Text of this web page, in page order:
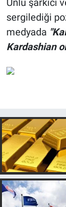
Ünlü şarkıcı
sergilediği
medyada
Kardashian